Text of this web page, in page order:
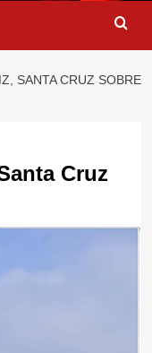
SANTA CRUZ SOBRE
Cruz